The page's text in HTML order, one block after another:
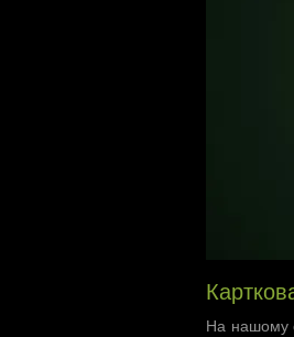
На нашому